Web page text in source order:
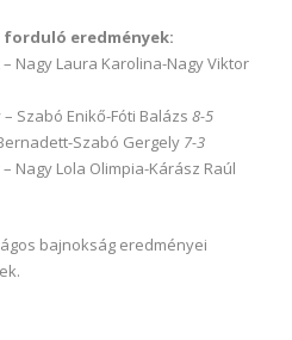
forduló eredmények:
Nagy Laura Karolina-Nagy Viktor
Szabó Enikő-Fóti Balázs 8-5
Szabó Gergely 7-3
Nagy Lola Olimpia-Kárász Raúl
bajnokság eredményei